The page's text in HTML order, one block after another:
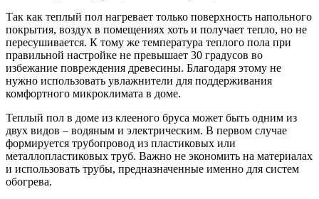
Так как теплый пол нагревает только поверхность напольного
покрытия, воздух в помещениях хоть и получает тепло, но не
пересушивается. К тому же температура теплого пола при
правильной настройке не превышает 30 градусов во
избежание повреждения древесины. Благодаря этому не
нужно использовать увлажнители для поддерживания
комфортного микроклимата в доме.
Теплый пол в доме из клееного бруса может быть одним из
двух видов – водяным и электрическим. В первом случае
формируется трубопровод из пластиковых или
металлопластиковых труб. Важно не экономить на материалах
и использовать трубы, предназначенные именно для систем
обогрева.